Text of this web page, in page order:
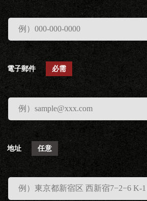
電子郵件 必需
地址 任意